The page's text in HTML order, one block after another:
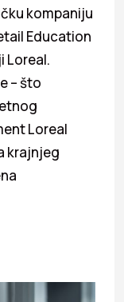
kompaniju
Education
Loreal.
– što
Loreal
krajnjeg